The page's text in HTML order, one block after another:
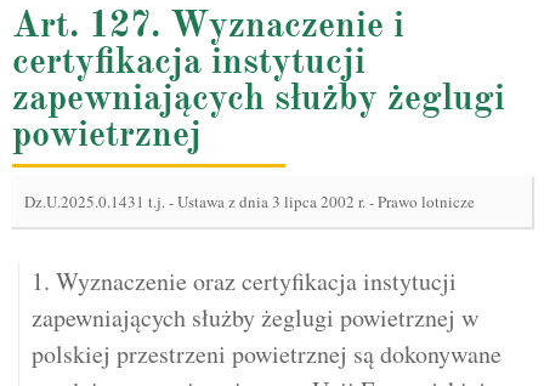
Art. 127. Wyznaczenie i
certyfikacja instytucji
zapewniających służby żeglugi
powietrznej
Dz.U.2025.0.1431 t.j.-Ustawa z dnia 3 lipca 2002 r. - Prawo lotnicze
1. Wyznaczenie oraz certyfikacja instytucji
zapewniających służby żeglugi powietrznej w
polskiej przestrzeni powietrznej są dokonywane